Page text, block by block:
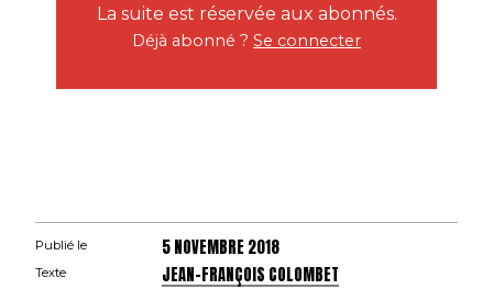
La suite est réservée aux abonnés.
Déjà abonné ? Se connecter
Publié le 5 NOVEMBRE 2018
Texte JEAN-FRANÇOIS COLOMBET